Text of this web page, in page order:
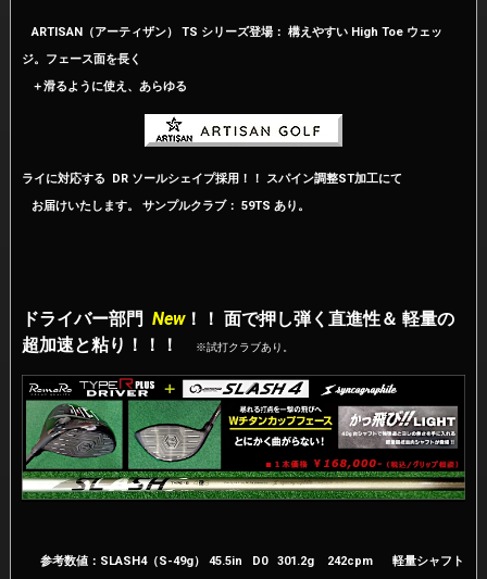
ARTISAN（アーティザン） TS シリーズ登場： 構えやすい High Toe ウェッ
ジ。フェース面を長く
＋滑るように使え、あらゆる
ライに対応する DR ソールシェイプ採用！！ スパイン調整ST加工にて
お届けいたします。 サンプルクラブ： 59TS あり。
ドライバー部門 New！！ 面で押し弾く直進性＆ 軽量の
超加速と粘り！！！
※試打クラブあり。
参考数値：SLASH4（S-49g） 45.5in D0 301.2g 242cpm 軽量シャフト